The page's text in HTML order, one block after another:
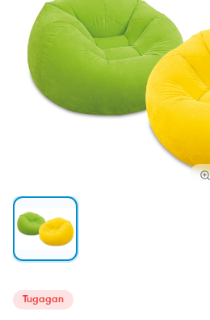
Tugagan